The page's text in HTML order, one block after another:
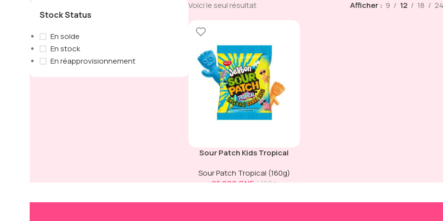
Stock Status
En solde
En stock
En réapprovisionnement
Voici le seul résultat Afficher 9 12 18
Sour Patch Kids Tropical
Sour Patch Tropical (160g)
95 000 GNF 160g